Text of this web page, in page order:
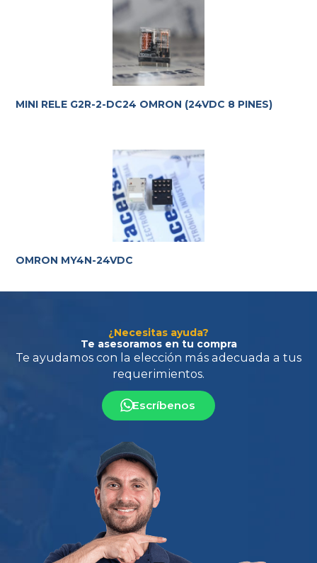
MINI RELE G2R-2-DC24 OMRON (24VDC 8 PINES)
OMRON MY4N-24VDC
¿Necesitas ayuda?
Te asesoramos en tu compra
Te ayudamos con la elección más adecuada
requerimientos.
Escríbenos